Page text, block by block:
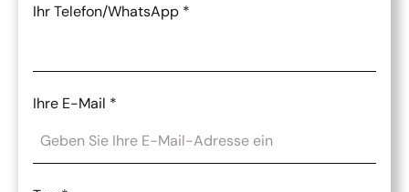
Ihr Telefon/WhatsApp *
Ihre E-Mail *